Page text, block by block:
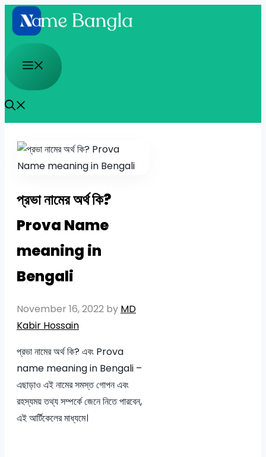
Skip
to
content
Menu
প্রভা নামের অর্থ কি?
Prova Name
meaning in
Bengali
November 16, 2022 by MD
Kabir Hossain
প্রভা নামের অর্থ কি? এবং Prova
name meaning in Bengali –
এছাড়াও এই নামের সমস্ত গোপন এবং
রহস্যময় তথ্য সম্পর্কে জেনে নিতে পারবেন,
এই আর্টিকেলের মাধ্যমে।